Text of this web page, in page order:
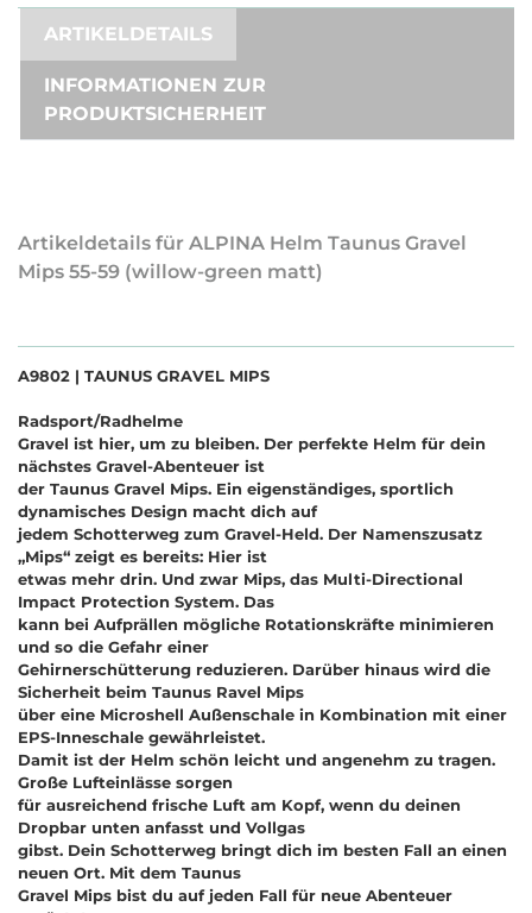
ARTIKELDETAILS
INFORMATIONEN ZUR
PRODUKTSICHERHEIT
Artikeldetails für ALPINA Helm Taunus Gravel
Mips 55-59 (willow-green matt)
A9802 | TAUNUS GRAVEL MIPS
Radsport/Radhelme
Gravel ist hier, um zu bleiben. Der perfekte Helm für dein
nächstes Gravel-Abenteuer ist
der Taunus Gravel Mips. Ein eigenständiges, sportlich
dynamisches Design macht dich auf
jedem Schotterweg zum Gravel-Held. Der Namenszusatz
„Mips“ zeigt es bereits: Hier ist
etwas mehr drin. Und zwar Mips, das Multi-Directional
Impact Protection System. Das
kann bei Aufprällen mögliche Rotationskräfte minimieren
und so die Gefahr einer
Gehirnerschütterung reduzieren. Darüber hinaus wird die
Sicherheit beim Taunus Ravel Mips
über eine Microshell Außenschale in Kombination mit einer
EPS-Inneschale gewährleistet.
Damit ist der Helm schön leicht und angenehm zu tragen.
Große Lufteinlässe sorgen
für ausreichend frische Luft am Kopf, wenn du deinen
Dropbar unten anfasst und Vollgas
gibst. Dein Schotterweg bringt dich im besten Fall an einen
neuen Ort. Mit dem Taunus
Gravel Mips bist du auf jeden Fall für neue Abenteuer